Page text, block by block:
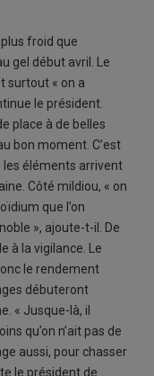
froid que
gel début avril. Le
surtout « on a
le président.
place à de belles
bon moment. C’est
les éléments arrivent
Côté mildiou, « on
que l’on
», ajoute-t-il. De
à la vigilance. Le
le rendement
débuteront
« Jusque-là, il
qu’on n’ait pas de
aussi, pour chasser
le président de